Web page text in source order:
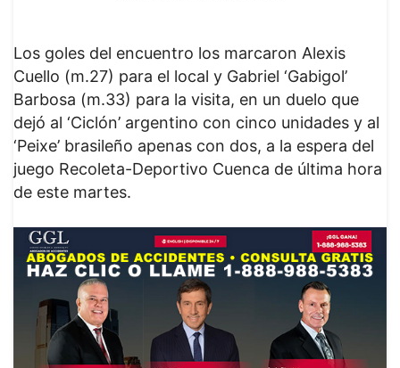
Los goles del encuentro los marcaron Alexis
Cuello (m.27) para el local y Gabriel ‘Gabigol’
Barbosa (m.33) para la visita, en un duelo que
dejó al ‘Ciclón’ argentino con cinco unidades y al
‘Peixe’ brasileño apenas con dos, a la espera del
juego Recoleta-Deportivo Cuenca de última hora
de este martes.